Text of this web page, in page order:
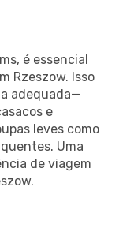
é essencial
Rzeszow. Isso
adequada—
e
leves como
Uma
de viagem